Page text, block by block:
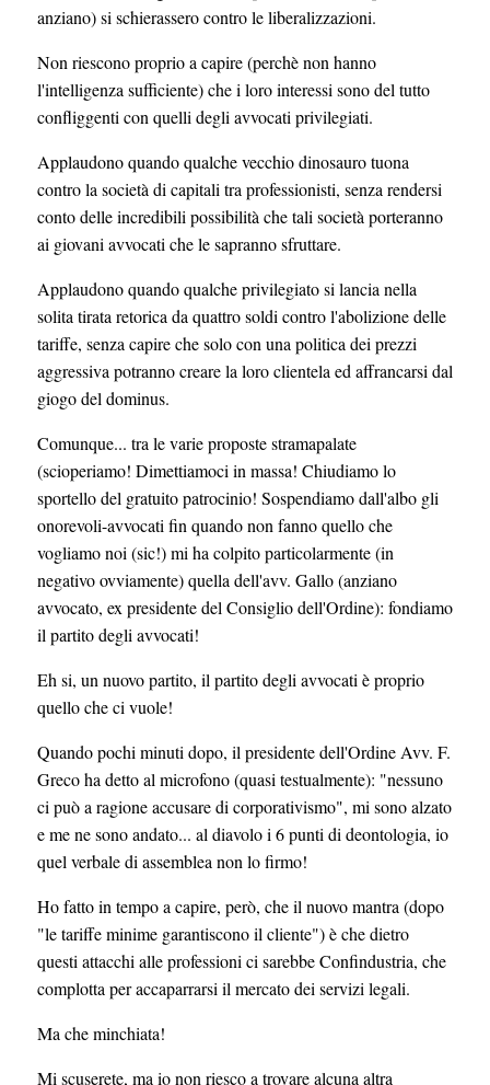
anziano) si schierassero contro le liberalizzazioni.
Non riescono proprio a capire (perchè non hanno
l'intelligenza sufficiente) che i loro interessi sono del tutto
confliggenti con quelli degli avvocati privilegiati.
Applaudono quando qualche vecchio dinosauro tuona
contro la società di capitali tra professionisti, senza rendersi
conto delle incredibili possibilità che tali società porteranno
ai giovani avvocati che le sapranno sfruttare.
Applaudono quando qualche privilegiato si lancia nella
solita tirata retorica da quattro soldi contro l'abolizione delle
tariffe, senza capire che solo con una politica dei prezzi
aggressiva potranno creare la loro clientela ed affrancarsi dal
giogo del dominus.
Comunque... tra le varie proposte stramapalate
(scioperiamo! Dimettiamoci in massa! Chiudiamo lo
sportello del gratuito patrocinio! Sospendiamo dall'albo gli
onorevoli-avvocati fin quando non fanno quello che
vogliamo noi (sic!) mi ha colpito particolarmente (in
negativo ovviamente) quella dell'avv. Gallo (anziano
avvocato, ex presidente del Consiglio dell'Ordine): fondiamo
il partito degli avvocati!
Eh si, un nuovo partito, il partito degli avvocati è proprio
quello che ci vuole!
Quando pochi minuti dopo, il presidente dell'Ordine Avv. F.
Greco ha detto al microfono (quasi testualmente): "nessuno
ci può a ragione accusare di corporativismo", mi sono alzato
e me ne sono andato... al diavolo i 6 punti di deontologia, io
quel verbale di assemblea non lo firmo!
Ho fatto in tempo a capire, però, che il nuovo mantra (dopo
"le tariffe minime garantiscono il cliente") è che dietro
questi attacchi alle professioni ci sarebbe Confindustria, che
complotta per accaparrarsi il mercato dei servizi legali.
Ma che minchiata!
Mi scuserete, ma io non riesco a trovare alcuna altra